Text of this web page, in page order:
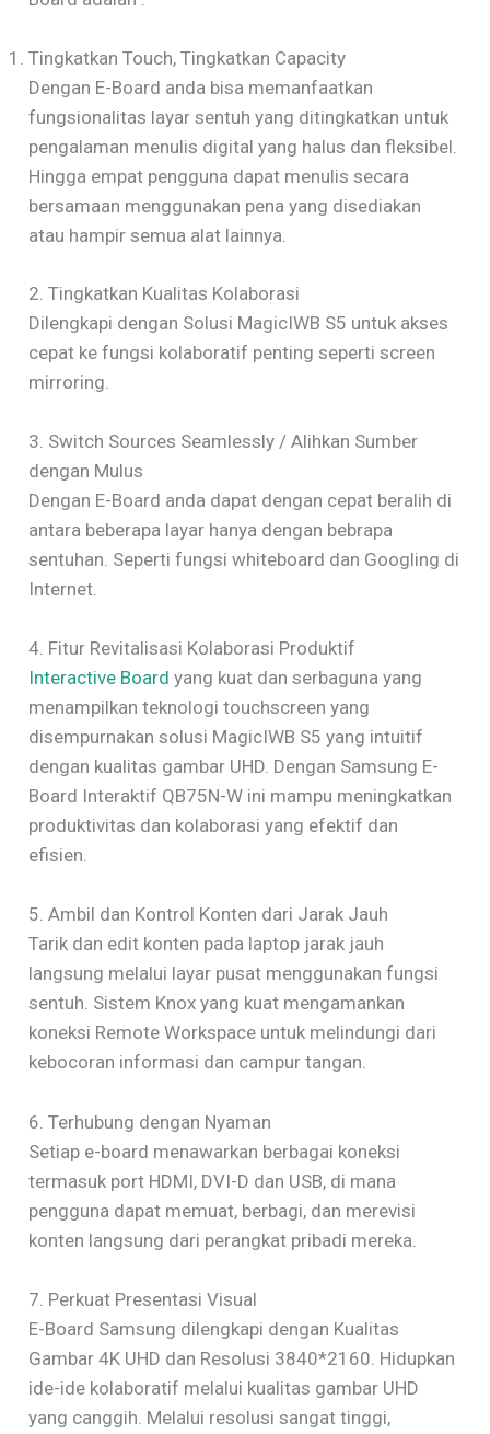
Tingkatkan Touch, Tingkatkan Capacity
Dengan E-Board anda bisa memanfaatkan
fungsionalitas layar sentuh yang ditingkatkan untuk
pengalaman menulis digital yang halus dan fleksibel.
Hingga empat pengguna dapat menulis secara
bersamaan menggunakan pena yang disediakan
atau hampir semua alat lainnya.
2. Tingkatkan Kualitas Kolaborasi
Dilengkapi dengan Solusi MagicIWB S5 untuk akses
cepat ke fungsi kolaboratif penting seperti screen
mirroring.
3. Switch Sources Seamlessly / Alihkan Sumber
dengan Mulus
Dengan E-Board anda dapat dengan cepat beralih di
antara beberapa layar hanya dengan bebrapa
sentuhan. Seperti fungsi whiteboard dan Googling di
Internet.
4. Fitur Revitalisasi Kolaborasi Produktif
Interactive Board yang kuat dan serbaguna yang
menampilkan teknologi touchscreen yang
disempurnakan solusi MagicIWB S5 yang intuitif
dengan kualitas gambar UHD. Dengan Samsung E-
Board Interaktif QB75N-W ini mampu meningkatkan
produktivitas dan kolaborasi yang efektif dan
efisien.
5. Ambil dan Kontrol Konten dari Jarak Jauh
Tarik dan edit konten pada laptop jarak jauh
langsung melalui layar pusat menggunakan fungsi
sentuh. Sistem Knox yang kuat mengamankan
koneksi Remote Workspace untuk melindungi dari
kebocoran informasi dan campur tangan.
6. Terhubung dengan Nyaman
Setiap e-board menawarkan berbagai koneksi
termasuk port HDMI, DVI-D dan USB, di mana
pengguna dapat memuat, berbagi, dan merevisi
konten langsung dari perangkat pribadi mereka.
7. Perkuat Presentasi Visual
E-Board Samsung dilengkapi dengan Kualitas
Gambar 4K UHD dan Resolusi 3840*2160. Hidupkan
ide-ide kolaboratif melalui kualitas gambar UHD
yang canggih. Melalui resolusi sangat tinggi,